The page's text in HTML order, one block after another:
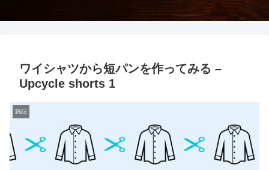
ワイシャツから短パンを作ってみる –
Upcycle shorts 1
雑記